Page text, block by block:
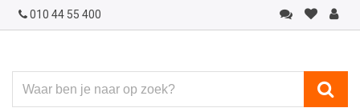
010 44 55 400
ben